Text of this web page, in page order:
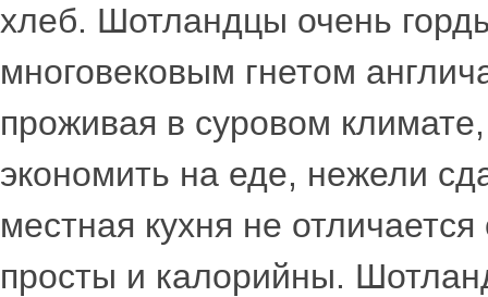
хлеб. Шотландцы очень
многовековым гнетом
проживая в суровом
экономить на еде, нежели
местная кухня не
просты и калорийны.